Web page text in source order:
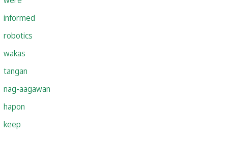
informed
robotics
wakas
tangan
nag-aagawan
hapon
keep